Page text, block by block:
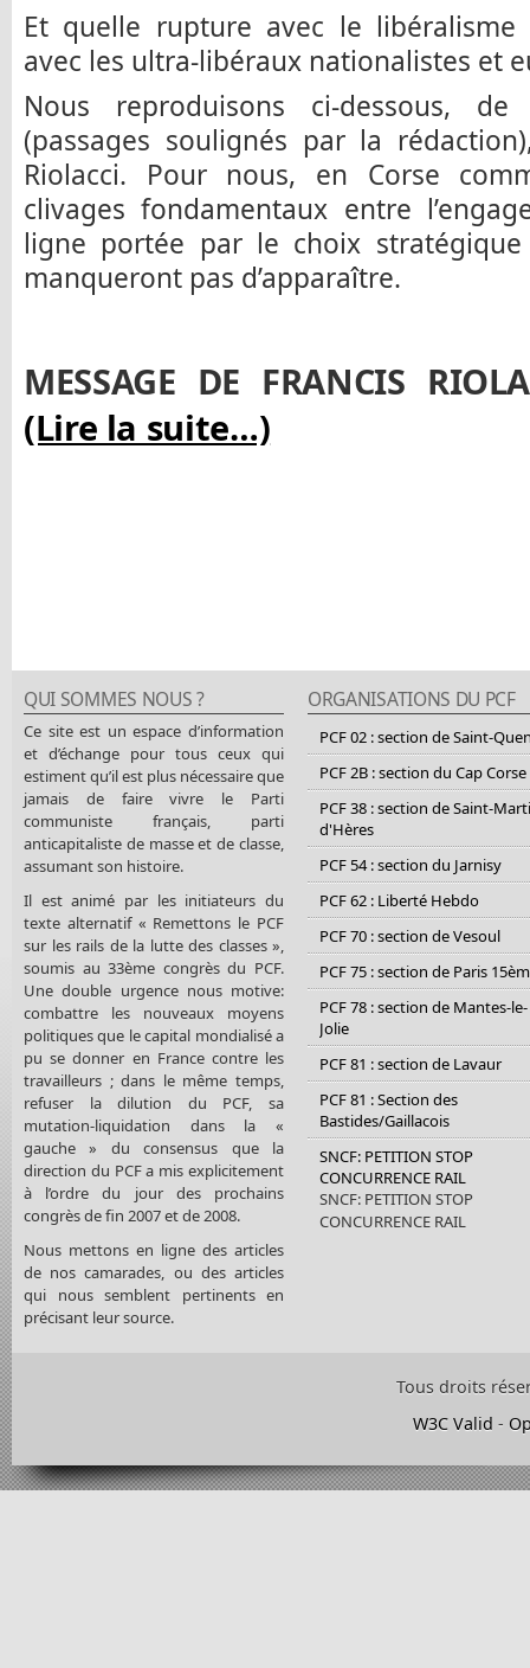
Et quelle rupture avec le
avec les ultra-libéraux nationalistes et
Nous reproduisons ci-dessous,
(passages soulignés par la
Riolacci. Pour nous, en Corse
clivages fondamentaux entre
ligne portée par le choix
manqueront pas d’apparaître.
MESSAGE DE FRANCIS
(Lire la suite…)
QUI SOMMES NOUS ?
Ce site est un espace d’information
et d’échange pour tous ceux qui
estiment qu’il est plus nécessaire que
jamais de faire vivre le Parti
communiste français, parti
anticapitaliste de masse et de classe,
assumant son histoire.
Il est animé par les initiateurs du
texte alternatif « Remettons le PCF
sur les rails de la lutte des classes »,
soumis au 33ème congrès du PCF.
Une double urgence nous motive:
combattre les nouveaux moyens
politiques que le capital mondialisé a
pu se donner en France contre les
travailleurs ; dans le même temps,
refuser la dilution du PCF, sa
mutation-liquidation dans la «
gauche » du consensus que la
direction du PCF a mis explicitement
à l’ordre du jour des prochains
congrès de fin 2007 et de 2008.
Nous mettons en ligne des articles
de nos camarades, ou des articles
qui nous semblent pertinents en
précisant leur source.
ORGANISATIONS DU PCF
PCF 02 : section de Saint-
PCF 2B : section du Cap Corse
PCF 38 : section de Saint-
d'Hères
PCF 54 : section du Jarnisy
PCF 62 : Liberté Hebdo
PCF 70 : section de Vesoul
PCF 75 : section de Paris
PCF 78 : section de Mantes-le-
Jolie
PCF 81 : section de Lavaur
PCF 81 : Section des
Bastides/Gaillacois
SNCF: PETITION STOP
CONCURRENCE RAIL
SNCF: PETITION STOP
CONCURRENCE RAIL
Tous droits
W3C Valid -